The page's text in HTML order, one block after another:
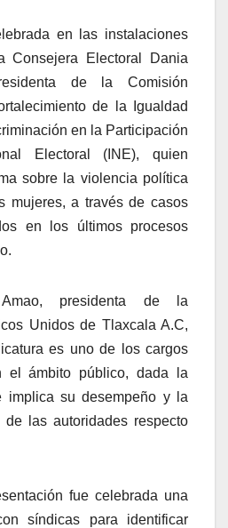
en las instalaciones
Consejera Electoral Dania
de la Comisión
de la Igualdad
en la Participación
Electoral (INE), quien
sobre la violencia política
mujeres, a través de casos
en los últimos procesos
presidenta de la
Unidos de Tlaxcala A.C,
es uno de los cargos
el ámbito público, dada la
implica su desempeño y la
las autoridades respecto
fue celebrada una
síndicas para identificar